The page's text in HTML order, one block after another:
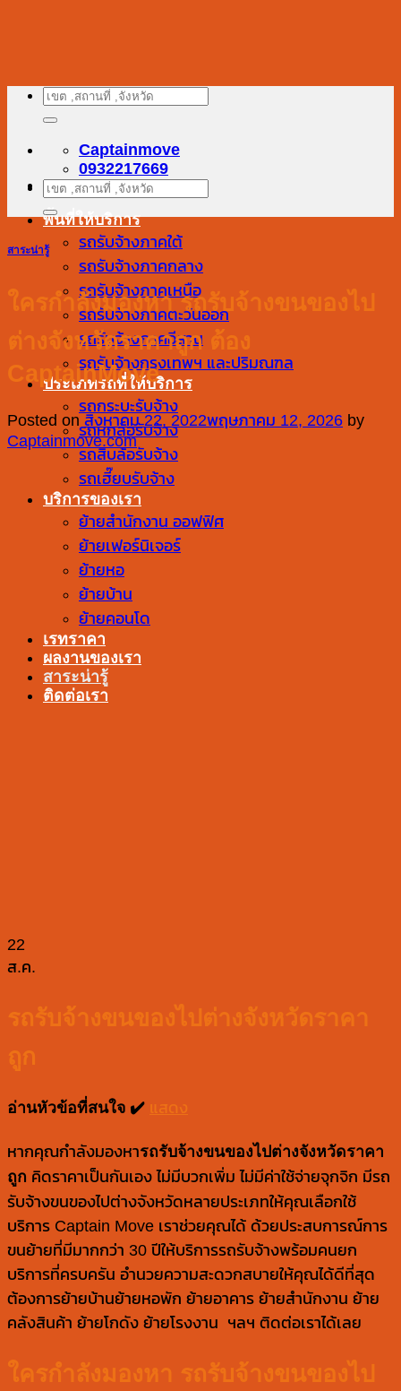
เนื้อหา
พื้นที่ให้บริการ
รถรับจ้างภาคใต้
รถรับจ้างภาคกลาง
รถรับจ้างภาคเหนือ
รถรับจ้างภาคตะวันออก
รถรับจ้างภาคอีสาน
รถรับจ้างกรุงเทพฯ และปริมณฑล
ประเภทรถที่ให้บริการ
รถกระบะรับจ้าง
รถหกล้อรับจ้าง
รถสิบล้อรับจ้าง
รถเฮี๊ยบรับจ้าง
บริการของเรา
ย้ายสำนักงาน ออฟฟิศ
ย้ายเฟอร์นิเจอร์
ย้ายหอ
ย้ายบ้าน
ย้ายคอนโด
เรทราคา
ผลงานของเรา
สาระน่ารู้
ติดต่อเรา
ค้นหา:
Captainmove
0932217669
ค้นหา:
สาระน่ารู้
ใครกำลังมองหา รถรับจ้างขนของไป
ต่างจังหวัดราคาถูก ต้อง
CaptainMove
Posted on สิงหาคม 22, 2022พฤษภาคม 12, 2026 by
Captainmove.com
22
ส.ค.
รถรับจ้างขนของไปต่างจังหวัดราคา
ถูก
อ่านหัวข้อที่สนใจ ✔️ แสดง
หากคุณกำลังมองหารถรับจ้างขนของไปต่างจังหวัดราคา
ถูก คิดราคาเป็นกันเอง ไม่มีบวกเพิ่ม ไม่มีค่าใช้จ่ายจุกจิก มีรถ
รับจ้างขนของไปต่างจังหวัดหลายประเภทให้คุณเลือกใช้
บริการ Captain Move เราช่วยคุณได้ ด้วยประสบการณ์การ
ขนย้ายที่มีมากกว่า 30 ปีให้บริการรถรับจ้างพร้อมคนยก
บริการที่ครบครัน อำนวยความสะดวกสบายให้คุณได้ดีที่สุด
ต้องการย้ายบ้านย้ายหอพัก ย้ายอาคาร ย้ายสำนักงาน ย้าย
คลังสินค้า ย้ายโกดัง ย้ายโรงงาน ฯลฯ ติดต่อเราได้เลย
ใครกำลังมองหา รถรับจ้างขนของไป